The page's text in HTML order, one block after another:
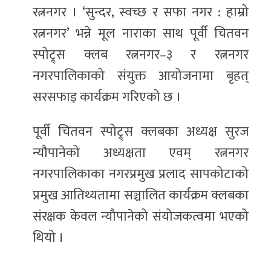
स्वास्थ्य/
रोचक
रत्ननगर । ‘सुन्दर, स्वच्छ र सफा नगर : हाम्रो
रत्ननगर’ भन्ने मूल नाराका साथ पूर्वी चितवन
स्पोट्र्स क्लब रत्ननगर–३ र रत्ननगर
नगरपालिकाको संयुक्त आयोजनामा बृहत्
सरसफाइ कार्यक्रम गरिएको छ ।
पूर्वी चितवन स्पोट्र्स क्लबका अध्यक्ष सुरज
न्यौपानेको अध्यक्षता एवम् रत्ननगर
नगरपालिकाका नगरप्रमुख प्रलाद सापकोटाको
प्रमुख आतिथ्यतामा सञ्चालित कार्यक्रम क्लबका
संरक्षक केवल न्यौपानेको संयोजकत्वमा भएको
थियो ।